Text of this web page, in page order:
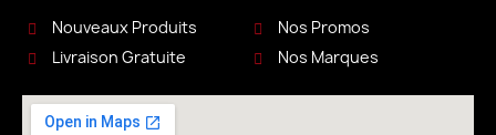
Nouveaux Produits
Livraison Gratuite
Nos Promos
Nos Marques